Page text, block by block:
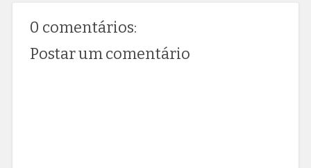
0 comentários:
Postar um comentário